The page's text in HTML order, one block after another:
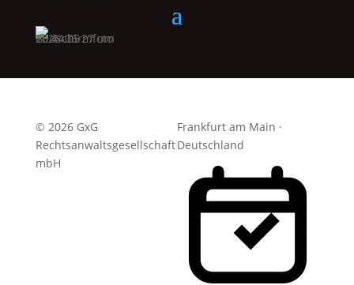
© 2026 GxG
Rechtsanwaltsgesellschaft
mbH
Frankfurt am Main ·
Deutschland